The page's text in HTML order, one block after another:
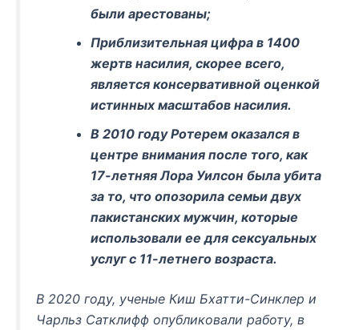
были арестованы;
Приблизительная цифра в 1400
жертв насилия, скорее всего,
является консервативной оценкой
истинных масштабов насилия.
В 2010 году Ротерем оказался в
центре внимания после того, как
17-летняя Лора Уилсон была убита
за то, что опозорила семьи двух
пакистанских мужчин, которые
использовали ее для сексуальных
услуг с 11-летнего возраста.
В 2020 году, ученые Киш Бхатти-Синклер и
Чарльз Сатклифф опубликовали работу, в